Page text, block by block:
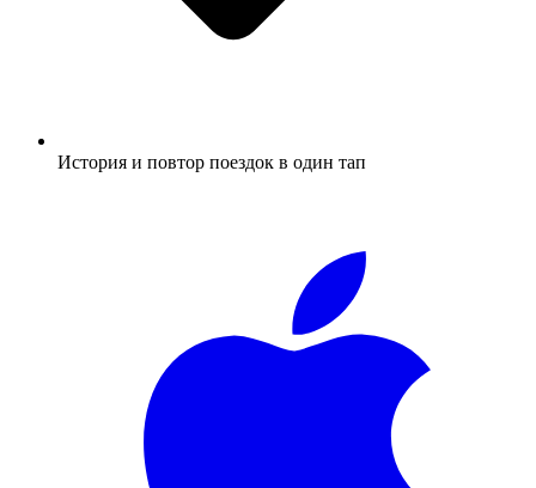
История и повтор поездок в один тап